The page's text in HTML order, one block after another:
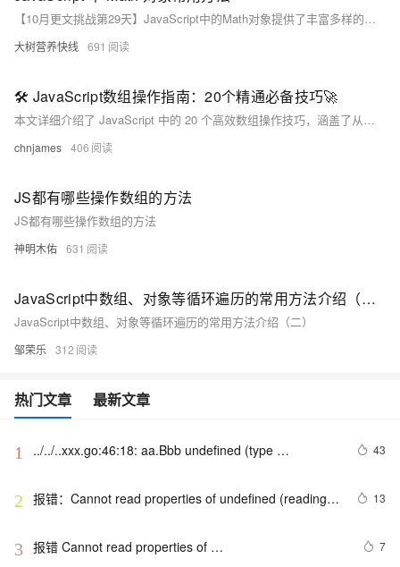
【10月更文挑战第29天】JavaScript中的Math对象提供了丰富多样的数学方法，涵盖了基本数学运算、幂运算、开方、随机数生成、极值获取以及三角函数等多个方面，为各种数学相关的计算和处理提供了强大的支持，是JavaScript编程中不可或缺的一部分。
大树营养快线 691
🛠️ JavaScript数组操作指南：20个精通必备技巧🚀
本文详细介绍了 JavaScript 中的 20 个高效数组操作技巧，涵盖了从基本的添加、移除元素，到数组转换和去重等高级操作。强调了不可变性的重要性，提供了清晰的代码示例，帮助开发者编写更整洁和高效的代码。无论是新手还是经验丰富的开发者，这些技巧都将显著提升您的编码能力，使您在项目中更具竞争力。
chnjames 406
JS都有哪些操作数组的方法
JS都有哪些操作数组的方法
神明木佑 631
JavaScript中数组、对象等循环遍历的常用方法介绍（二）
JavaScript中数组、对象等循环遍历的常用方法介绍（二）
邹荣乐 312
热门文章 最新文章
1
../../..xxx.go:46:18: aa.Bbb undefined (type
43
2 报错：Cannot read properties of undefined (reading
13
3 报错 Cannot read properties of
7